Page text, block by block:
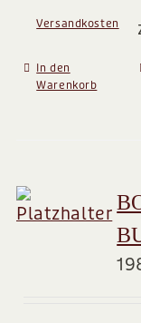
Versandkosten
In den
Warenkorb